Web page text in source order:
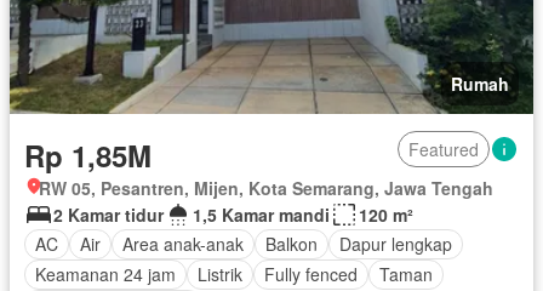
Rumah
Rp 1,85M
Featured
RW 05, Pesantren, Mijen, Kota Semarang, Jawa Tengah
2 Kamar tidur
1,5 Kamar mandi
120 m²
AC
Air Area anak-anak Balkon
Dapur lengkap
Keamanan 24 jam
Listrik Fully fenced
Taman